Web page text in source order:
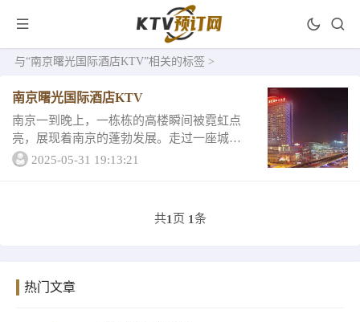
与“南京曙光国际酒店KTV”相关的标签 >
南京曙光国际酒店KTV
南京一到晚上，一栋栋的高楼瞬间被霓虹点
亮，展现着南京的蓬勃发展。走过一座城，
也许你带不走什么，但是却会深深藏于你的
2025-05-31 19:13:21
共1 页 1条
热门文章